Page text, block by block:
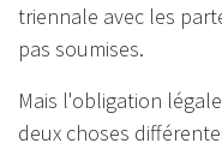
triennale avec les
pas soumises.
Mais l'obligation
deux choses